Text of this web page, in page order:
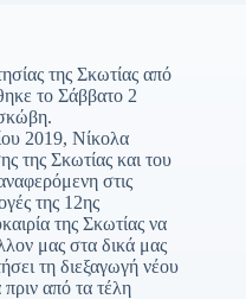
της Σκωτίας από
το Σάββατο 2
2019, Νίκολα
της Σκωτίας και του
στις
της 12ης
της Σκωτίας να
μας στα δικά μας
τη διεξαγωγή νέου
από τα τέλη